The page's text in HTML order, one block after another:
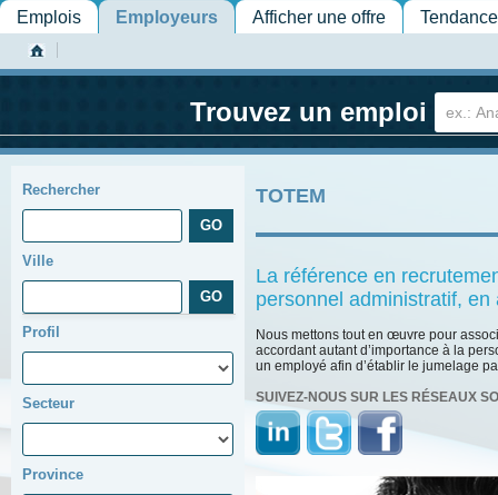
Emplois Employeurs Afficher une offre
Trouvez un emploi
Rechercher
Ville
Profil
Secteur
Province
TOTEM
La référence en
personnel administratif,
Nous mettons tout en œuvre pour
accordant autant d’importance à la
un employé afin d’établir le jumelage
SUIVEZ-NOUS SUR LES RÉSEAUX